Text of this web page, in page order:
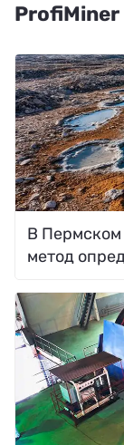
ProfiMiner
В Пермском
метод